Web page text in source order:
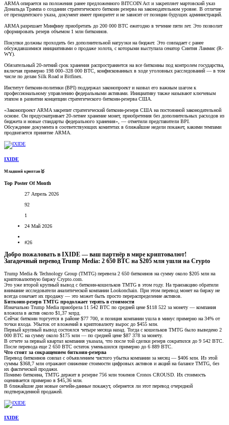
ARMA опирается на положения ранее предложенного BITCOIN Act и закрепляет мартовский указ
Дональда Трампа о создании стратегического биткоин резерва на законодательном уровне. В отличие
от президентского указа, документ имеет приоритет и не зависит от позиции будущих администраций.
ARMA разрешает Минфину приобретать до 200 000 BTC ежегодно в течение пяти лет. Это позволит
сформировать резерв объемом 1 млн биткоинов.
Покупки должны проходить без дополнительной нагрузки на бюджет. Это совпадает с ранее
обсуждавшимися инициативами о продаже золота, с которыми выступала сенатор Синтия Ламмис (R-
WY).
Обязательный 20-летний срок хранения распространяется на все биткоины под контролем государства,
включая примерно 198 000–328 000 BTC, конфискованных в ходе уголовных расследований — в том
числе по делам Silk Road и Bitfinex.
Институт биткоин-политики (BPI) поддержал законопроект и назвал его важным шагом к
профессиональному управлению федеральными активами. Инициативу также называют ключевым
этапом в развитии концепции стратегического биткоин-резерва США.
«Законопроект ARMA закрепит стратегический биткоин-резерв США на постоянной законодательной
основе. Он предусматривает 20-летнее хранение монет, приобретения без дополнительных расходов из
бюджета и новые стандарты федерального хранения», — отметили представители BPI.
Обсуждение документа в соответствующих комитетах в ближайшие недели покажет, какими темпами
продвигается принятие ARMA.
IXIDE
Младший криптан🥇
Top Poster Of Month
27 Апрель 2026
92
1
24 Май 2026
#26
Добро пожаловать в IXIDE — ваш партнёр в мире криптовалют!
Загадочный перевод Trump Media: 2 650 BTC на $205 млн ушли на Crypto​
Trump Media & Technology Group (TMTG) перевела 2 650 биткоинов на сумму около $205 млн на
криптовалютную биржу Crypto.com.
Это уже второй крупный вывод с биткоин-кошельков TMTG в этом году. На транзакцию обратили
внимание исследователи аналитической компании Lookonchain. При этом перевод монет на биржу не
всегда означает их продажу — это может быть просто перераспределение активов.
Биткоин-резерв TMTG продолжает терять в стоимости
Изначально Trump Media приобрела 11 542 BTC по средней цене $118 522 за монету — компания
вложила в актив около $1,37 млрд.
Сейчас биткоин торгуется в районе $77 700, и позиция компании ушла в минус примерно на 34% от
точки входа. Убыток от вложений в криптовалюту вырос до $455 млн.
Первый крупный вывод состоялся четыре месяца назад. Тогда с кошельков TMTG было выведено 2
000 BTC на сумму около $175 млн — по средней цене $87 378 за монету.
В отчете за первый квартал компания указала, что после той сделки резерв сократился до 9 542 BTC.
После перевода еще 2 650 BTC остаток уменьшился примерно до 6 889 BTC.
Что стоит за сокращением биткоин-резерва
Перевод биткоинов совпал с объявлением чистого убытка компании за месяц — $406 млн. Из этой
суммы $368,7 млн отражают снижение стоимости цифровых активов и акций на балансе TMTG, без
их фактической продажи.
Помимо биткоина, TMTG держит в резерве 756 млн токенов Cronos CROUSD. Их стоимость
оценивается примерно в $45,36 млн.
В ближайшие дни новые ончейн-данные покажут, обернется ли этот перевод очередной
подтвержденной продажей.
IXIDE